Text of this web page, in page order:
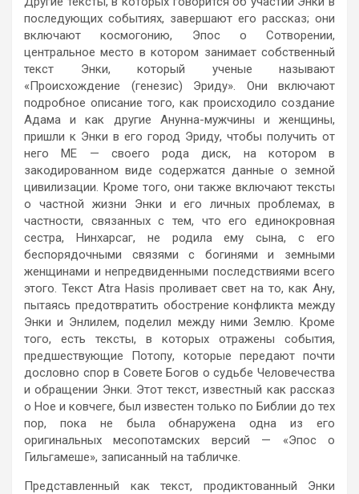
последующих событиях, завершают его рассказ; они
включают космогонию, Эпос о Сотворении,
центральное место в котором занимает собственный
текст Энки, который ученые называют
«Происхождение (генезис) Эриду». Они включают
подробное описание того, как происходило создание
Адама и как другие Анунна-мужчины и женщины,
пришли к Энки в его город Эриду, чтобы получить от
него ME — своего рода диск, на котором в
закодированном виде содержатся данные о земной
цивилизации. Кроме того, они также включают тексты
о частной жизни Энки и его личных проблемах, в
частности, связанных с тем, что его единокровная
сестра, Нинхарсаг, не родила ему сына, с его
беспорядочными связями с богинями и земными
женщинами и непредвиденными последствиями всего
этого. Текст Atra Hasis проливает свет на то, как Ану,
пытаясь предотвратить обострение конфликта между
Энки и Энлилем, поделил между ними Землю. Кроме
того, есть тексты, в которых отражены события,
предшествующие Потопу, которые передают почти
дословно спор в Совете Богов о судьбе Человечества
и обращении Энки. Этот текст, известный как рассказ
о Ное и ковчеге, был известен только по Библии до тех
пор, пока не была обнаружена одна из его
оригинальных месопотамских версий — «Эпос о
Гильгамеше», записанный на табличке.
Представленный как текст, продиктованный Энки